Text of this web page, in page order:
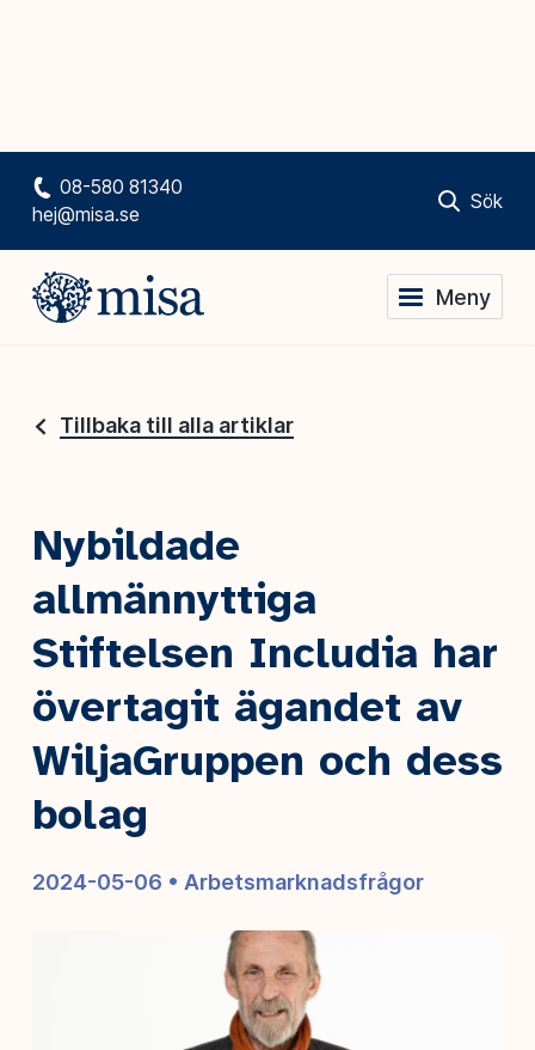
08-580 81340
hej@misa.se
Sök
Meny
Tillbaka till alla artiklar
Nybildade
allmännyttiga
Stiftelsen Includia har
övertagit ägandet av
WiljaGruppen och dess
bolag
2024-05-06 • Arbetsmarknadsfrågor